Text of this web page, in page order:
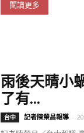
閱讀更多
雨後天晴小
了有...
台中 記者陳榮昌報導 -